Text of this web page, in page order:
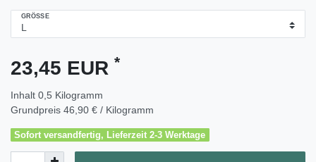
GRÖSSE
23,45 EUR *
Inhalt 0,5 Kilogramm
Grundpreis 46,90 € / Kilogramm
Sofort versandfertig, Lieferzeit 2-3 Werktage